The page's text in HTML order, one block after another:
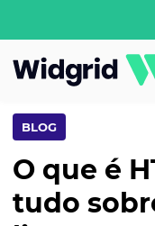
BLOG
O que é
tudo